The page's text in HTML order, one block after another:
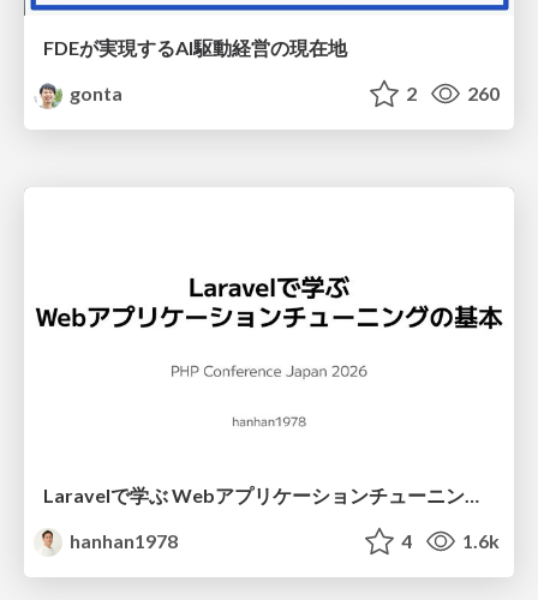
FDEが実現するAI駆動経営の現在地
gonta
2 260
hanhan1978
4 1.6k